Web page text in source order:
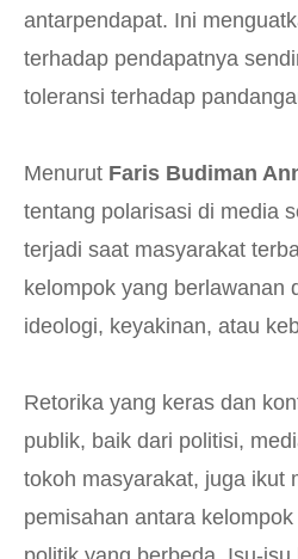
antarpendapat. Ini
terhadap pendapatnya
toleransi terhadap
Menurut Faris Budiman
tentang polarisasi di media
terjadi saat masyarakat
kelompok yang berlawanan
ideologi, keyakinan, atau
Retorika yang keras dan
publik, baik dari politisi,
tokoh masyarakat, juga ikut
pemisahan antara